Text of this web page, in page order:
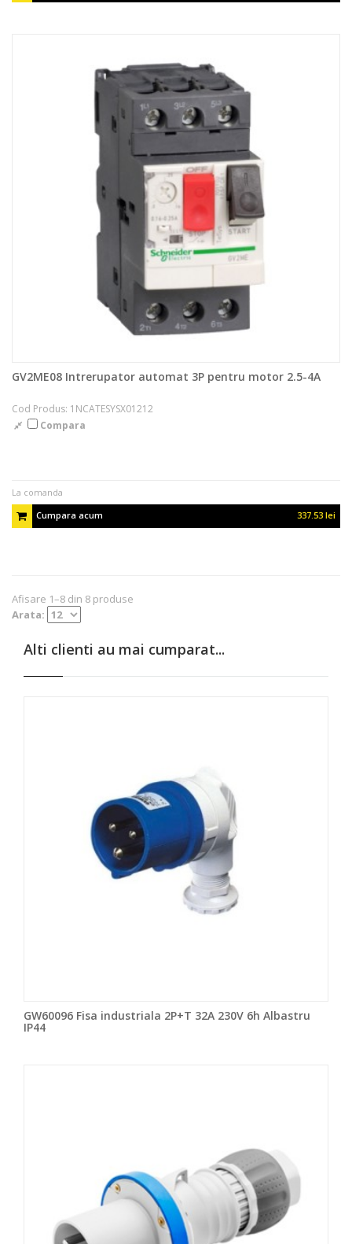
GV2ME08 Intrerupator automat 3P pentru motor 2.5-4A
Cod Produs: 1NCATESYSX01212
Compara
La comanda
Cumpara acum
337.53 lei
Afisare 1–8 din 8 produse
Arata:
Alti clienti au mai cumparat...
GW60096 Fisa industriala 2P+T 32A 230V 6h Albastru
IP44